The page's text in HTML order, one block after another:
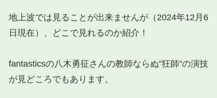
地上波では見ることが出来ませんが（2024年12月6
日現在）、どこで見れるのか紹介！
fantasticsの八木勇征さんの教師ならぬ”狂師”の演技
が見どころでもあります。